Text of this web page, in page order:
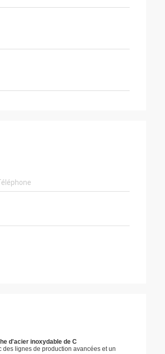
d'acier inoxydable de C
lignes de production avancées et un